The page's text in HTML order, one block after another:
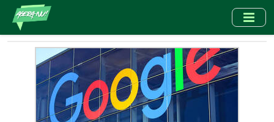
Hoppa
huvudinnehåll